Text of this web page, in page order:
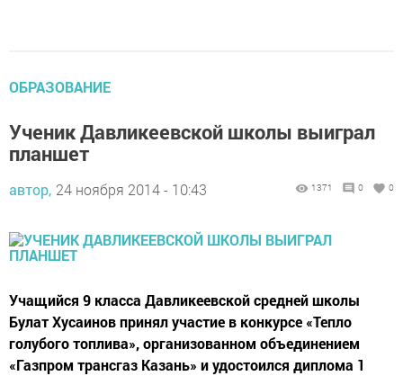
ОБРАЗОВАНИЕ
Ученик Давликеевской школы выиграл
планшет
автор, 24 ноября 2014 - 10:43 1371 0 0
Учащийся 9 класса Давликеевской средней школы
Булат Хусаинов принял участие в конкурсе «Тепло
голубого топлива», организованном объединением
«Газпром трансгаз Казань» и удостоился диплома 1